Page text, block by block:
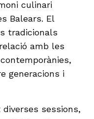
culinari
Balears. El
tradicionals
amb les
generacions i
sessions,